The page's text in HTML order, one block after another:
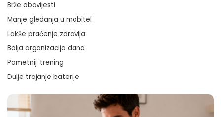
Brže obavijesti
Manje gledanja u mobitel
Lakše praćenje zdravlja
Bolja organizacija dana
Pametniji trening
Dulje trajanje baterije